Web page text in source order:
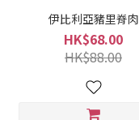
伊比利亞豬里脊肉
HK$68.00
HK$88.00